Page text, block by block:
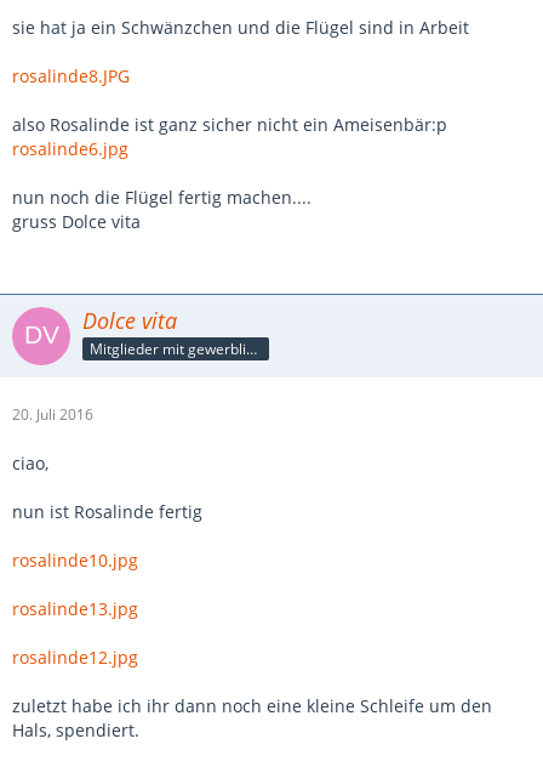
sie hat ja ein Schwänzchen und die Flügel sind in Arbeit
rosalinde8.JPG
also Rosalinde ist ganz sicher nicht ein Ameisenbär:p
rosalinde6.jpg
nun noch die Flügel fertig machen....
gruss Dolce vita
Dolce vita
Mitglieder mit gewerblicher Verbindung, auch als Mitarbeiter/in
20. Juli 2016
ciao,
nun ist Rosalinde fertig
rosalinde10.jpg
rosalinde13.jpg
rosalinde12.jpg
zuletzt habe ich ihr dann noch eine kleine Schleife um den
Hals, spendiert.